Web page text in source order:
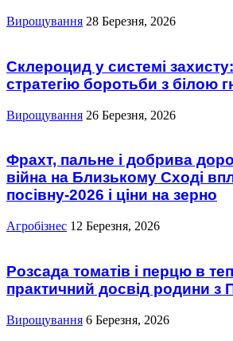
Вирощування 28 Березня, 2026
Склероцид у системі
стратегію боротьби з білою
Вирощування 26 Березня, 2026
Фрахт, пальне і добрива
війна на Близькому Сході
посівну-2026 і ціни на зерно
Агробізнес 12 Березня, 2026
Розсада томатів і перцю в
практичний досвід родини з
Вирощування 6 Березня, 2026